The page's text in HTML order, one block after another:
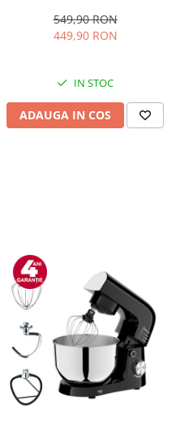
Doua dimensiuni pentru
cuburi, Rezervor apa 1.3 l,
549,90 RON
449,90 RON
IN STOC
ADAUGA IN COS